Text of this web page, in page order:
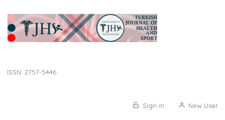
ISSN: 2757-5446
Sign in New User